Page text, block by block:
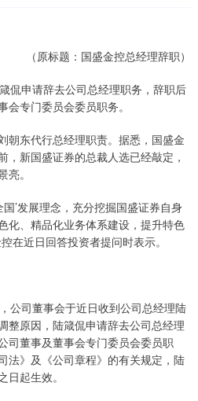
（原标题：国盛金控总经理辞职）
侃申请辞去公司总经理职务，辞职后
专门委员会委员职务。
朝东代行总经理职责。据悉，国盛金
，新国盛证券的总裁人选已经敲定，
。
’发展理念，充分挖掘国盛证券自身
化、精品化业务体系建设，提升特色
在近日回答投资者提问时表示。
公司董事会于近日收到公司总经理陆
整原因，陆箴侃申请辞去公司总经理
司董事及董事会专门委员会委员职
法》及《公司章程》的有关规定，陆
起生效。